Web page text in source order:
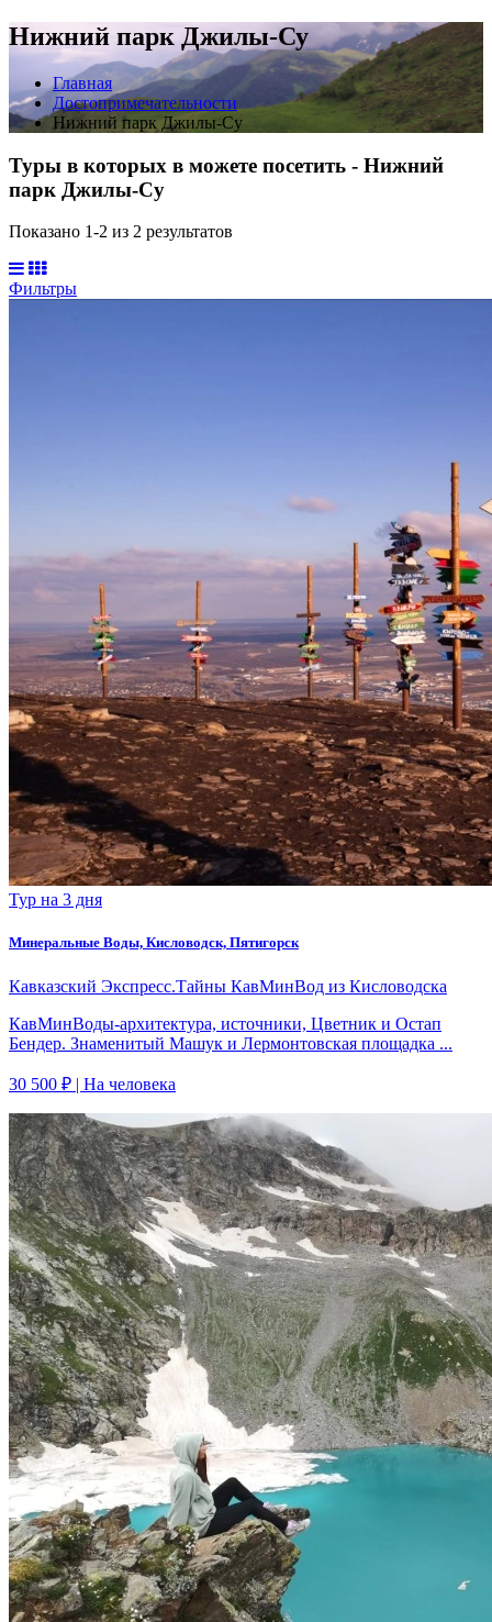
Нижний парк Джилы-Су
Главная
Достопримечательности
Нижний парк Джилы-Су
Туры в которых в можете посетить - Нижний
парк Джилы-Су
Показано 1-2 из 2 результатов
Фильтры
Тур на 3 дня
Минеральные Воды, Кисловодск, Пятигорск
Кавказский Экспресс.Тайны КавМинВод из Кисловодска
КавМинВоды-архитектура, источники, Цветник и Остап
Бендер. Знаменитый Машук и Лермонтовская площадка ...
30 500 ₽ | На человека